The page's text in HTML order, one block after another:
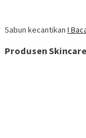
Sabun kecantikan I
Produsen Skincare